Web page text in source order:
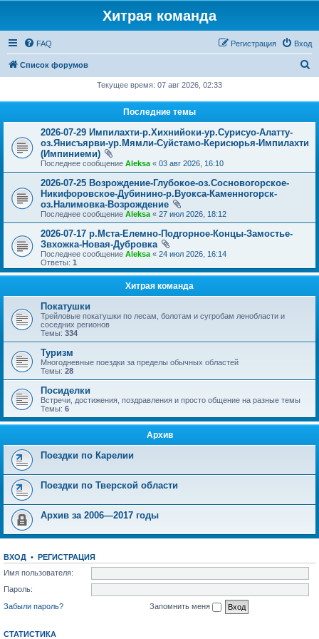
Хитрая команда
FAQ Вход
Регистрация
Список форумов
Текущее время: 07 авг 2026, 02:33
Последние темы
2026-07-29 Импилахти-р.Хихнийоки-ур.Сурисуо-Алатту-
оз.Янисъярви-ур.Мямли-Суйстамо-Керисюрья-Импилахти
(Импиниеми)
Последнее сообщение Aleksa « 03 авг 2026, 16:10
2026-07-25 Возрождение-Глубокое-оз.Сосновогорское-
Никифоровское-Дубинино-р.Вуокса-Каменногорск-
оз.Налимовка-Возрождение
Последнее сообщение Aleksa « 27 июл 2026, 18:12
2026-07-17 р.Мста-Елемно-Подгорное-Концы-Замостье-
Звхожка-Новая-Дубровка
Последнее сообщение Aleksa « 24 июл 2026, 16:14
Ответы: 1
Хитрая команда
Покатушки
Трейловые покатушки по лесам, болотам и сугробам ленобласти и
соседних регионов
Темы: 334
Туризм
Многодневные поездки за пределы обычных областей
Темы: 28
Посиделки
Встречи, достижения, поздравления и просто общение на разные темы
Темы: 6
Архив
Поездки по Карелии
Поездки по Тверской области
Архив за 2006—2017 годы
ВХОД • РЕГИСТРАЦИЯ
Имя пользователя:
Пароль:
Забыли пароль?
Запомнить меня
СТАТИСТИКА